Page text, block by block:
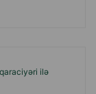
ilə